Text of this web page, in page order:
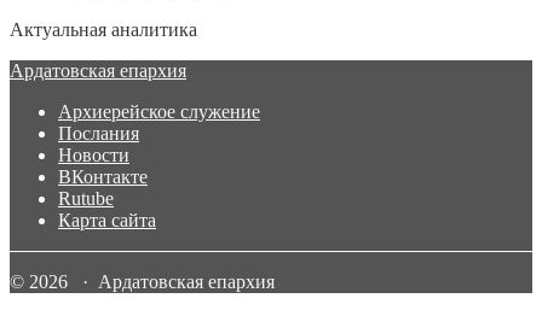
Актуальная аналитика
Ардатовская епархия
Архиерейское служение
Послания
Новости
ВКонтакте
Rutube
Карта сайта
© 2026 · Ардатовская епархия